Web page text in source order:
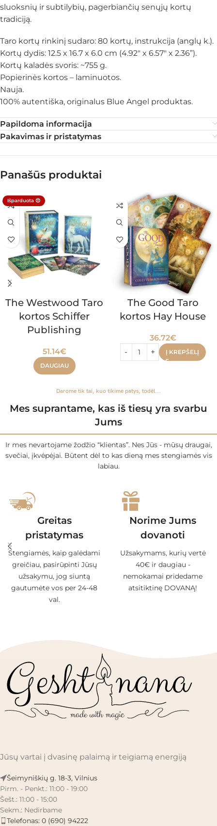
sluoksnių ir subtilybių, pagerbiančių senųjų kortų
tradiciją.
Taro kortų rinkinį sudaro: 80 kortų, instrukcija (anglų k.).
Kortų dydis: 12.5 x 16.7 x 6.0 cm (4.92″ x 6.57″ x 2.36”).
Kortų kaladės svoris: ~755 g.
Popierinės kortos – laminuotos.
Nauja.
100% autentiška, originalus Blue Angel produktas.
Papildoma informacija
Pakavimas ir pristatymas
Panašūs produktai
Išparduota 😔
The Westwood Taro
kortos Schiffer
Publishing
51.14€
DAUGIAU
The Good Taro
kortos Hay House
36.72€
Į KREPŠELĮ
Darome tik tai, kuo tikime patys, todėl...
Mes suprantame, kas iš tiesų yra svarbu
Jums
Ir mes nevartojame žodžio “klientas”. Nes Jūs - mūsų draugai,
svečiai, įkvėpėjai. Būtent dėl to kas dieną mes stengiamės vis
labiau.
Greitas
pristatymas
Stengiamės, kaip galėdami
greičiau, pasirūpinti Jūsų
užsakymu, jog siuntą
gautumėte vos per 24-48
val.
Norime Jums
dovanoti
Užsakymams, kurių vertė
40€ ir daugiau -
nemokamai pridedame
atsitiktinę DOVANĄ!
Jūsų vartai į dvasinę palaimą ir teigiamą energiją
Šeimyniškių g. 18-3, Vilnius
Pirm. - Penkt.: 11:00 - 19:00
Šešt.: 11:00 - 15:00
Sekm.: Nedirbame
Telefonas: 0 (690) 94222